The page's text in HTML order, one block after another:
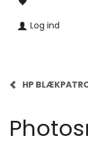
Log ind
HP